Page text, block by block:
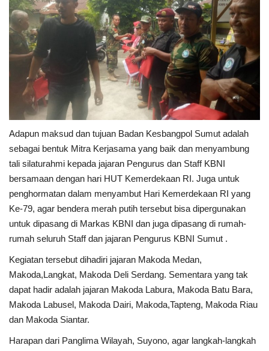
Umum
Gallery
Politik
Daerah
Sumbar
Kepri
Pariwisata
Sulawesi Utara (Sulut)
Pendidikan
Opini
Rubrik
Adapun maksud dan tujuan Badan Kesbangpol Sumut adalah
sebagai bentuk Mitra Kerjasama yang baik dan menyambung
tali silaturahmi kepada jajaran Pengurus dan Staff KBNI
bersamaan dengan hari HUT Kemerdekaan RI. Juga untuk
penghormatan dalam menyambut Hari Kemerdekaan RI yang
Ke-79, agar bendera merah putih tersebut bisa dipergunakan
untuk dipasang di Markas KBNI dan juga dipasang di rumah-
rumah seluruh Staff dan jajaran Pengurus KBNI Sumut .
Kegiatan tersebut dihadiri jajaran Makoda Medan,
Makoda,Langkat, Makoda Deli Serdang. Sementara yang tak
dapat hadir adalah jajaran Makoda Labura, Makoda Batu Bara,
Makoda Labusel, Makoda Dairi, Makoda,Tapteng, Makoda Riau
dan Makoda Siantar.
Harapan dari Panglima Wilayah, Suyono, agar langkah-langkah